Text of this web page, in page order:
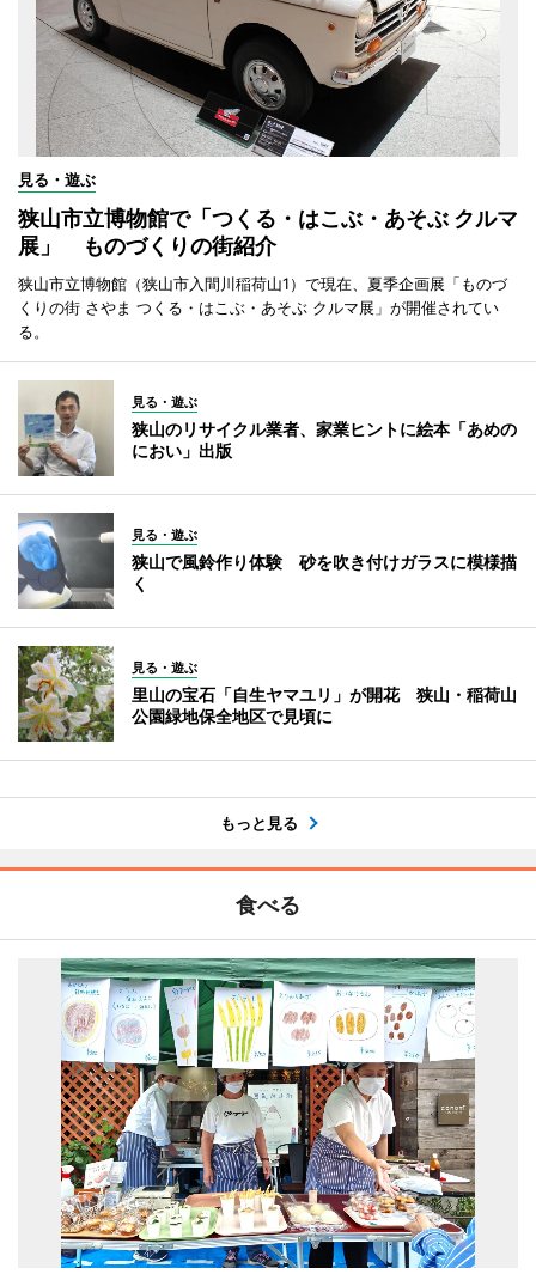
見る・遊ぶ
狭山市立博物館で「つくる・はこぶ・あそぶ クルマ
展」 ものづくりの街紹介
狭山市立博物館（狭山市入間川稲荷山1）で現在、夏季企画展「ものづ
くりの街 さやま つくる・はこぶ・あそぶ クルマ展」が開催されてい
る。
見る・遊ぶ
狭山のリサイクル業者、家業ヒントに絵本「あめの
におい」出版
見る・遊ぶ
狭山で風鈴作り体験 砂を吹き付けガラスに模様描
く
見る・遊ぶ
里山の宝石「自生ヤマユリ」が開花 狭山・稲荷山
公園緑地保全地区で見頃に
もっと見る
食べる